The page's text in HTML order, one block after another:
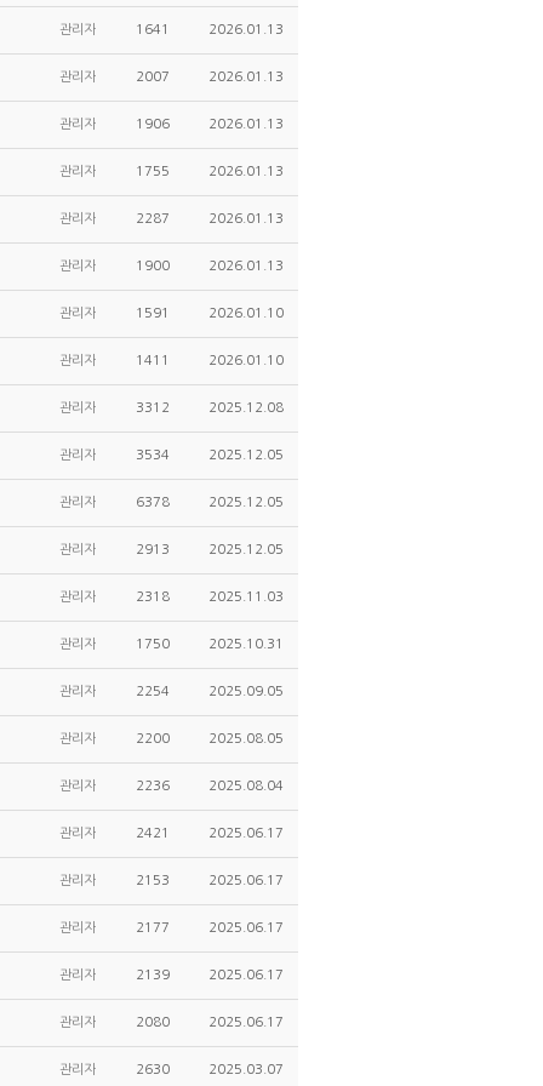
관리자 1641 2026.01.13
관리자 2007 2026.01.13
관리자 1906 2026.01.13
관리자 1755 2026.01.13
관리자 2287 2026.01.13
관리자 1900 2026.01.13
관리자 1591 2026.01.10
관리자 1411 2026.01.10
관리자 3312 2025.12.08
관리자 3534 2025.12.05
관리자 6378 2025.12.05
관리자 2913 2025.12.05
관리자 2318 2025.11.03
관리자 1750 2025.10.31
관리자 2254 2025.09.05
관리자 2200 2025.08.05
관리자 2236 2025.08.04
관리자 2421 2025.06.17
관리자 2153 2025.06.17
관리자 2177 2025.06.17
관리자 2139 2025.06.17
관리자 2080 2025.06.17
관리자 2630 2025.03.07